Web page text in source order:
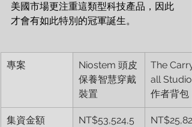
美國市場更注重這類型科技產品，因此
才會有如此特別的冠軍誕生。
專案
Niostem 頭皮
保養智慧穿戴
裝置
The
all Studio
作者背包
集資金額
NT$53,524,5